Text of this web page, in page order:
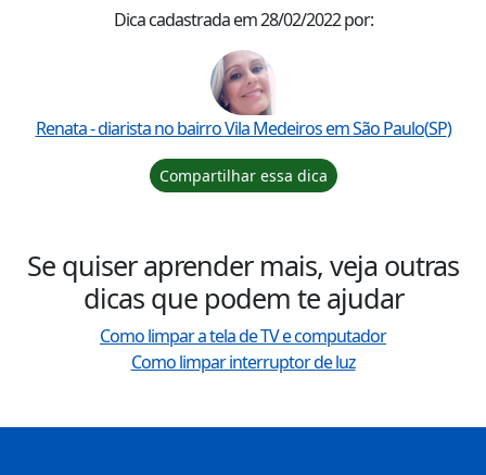
Dica cadastrada em28/02/2022por:
Renata- diarista no bairroVila MedeirosemSão Paulo(SP)
Compartilhar essa dica
Se quiser aprender mais, veja outras
dicas que podem te ajudar
Como limpar a tela de TV e computador
Como limpar interruptor de luz